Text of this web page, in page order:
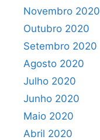
Novembro 2020
Outubro 2020
Setembro 2020
Agosto 2020
Julho 2020
Junho 2020
Maio 2020
Abril 2020